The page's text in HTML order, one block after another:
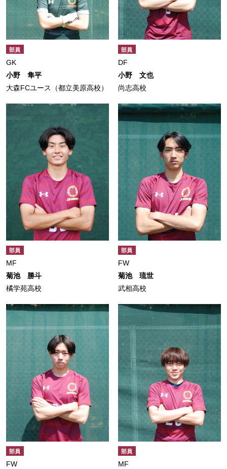
部員
GK
小野 隼平
大森FCユース（都立美原高校）
部員
DF
小野 文也
尚志高校
部員
MF
菊池 勝斗
橘学苑高校
部員
FW
菊池 琉世
武相高校
部員
FW
部員
MF